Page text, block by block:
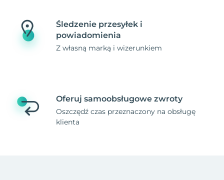
Śledzenie przesyłek i
powiadomienia
Z własną marką i wizerunkiem
Oferuj samoobsługowe zwroty
Oszczędź czas przeznaczony na obsługę
klienta